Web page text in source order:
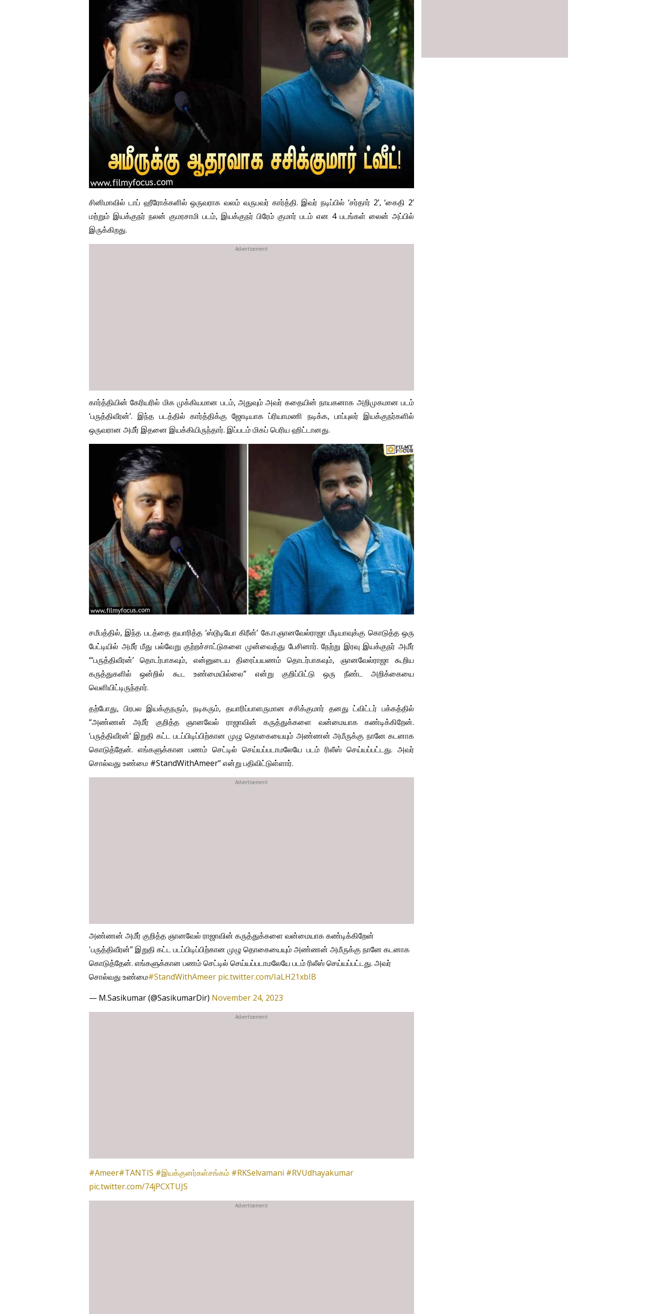
சினிமாவில் டாப் ஹீரோக்களில் ஒருவராக வலம் வருபவர் கார்த்தி. இவர் நடிப்பில் ‘சர்தார் 2’, ‘கைதி 2’
மற்றும் இயக்குநர் நலன் குமரசாமி படம், இயக்குநர் பிரேம் குமார் படம் என 4 படங்கள் லைன் அப்பில்
இருக்கிறது.
கார்த்தியின் கேரியரில் மிக முக்கியமான படம், அதுவும் அவர் கதையின் நாயகனாக அறிமுகமான படம்
‘பருத்திவீரன்’. இந்த படத்தில் கார்த்திக்கு ஜோடியாக ப்ரியாமணி நடிக்க, பாப்புலர் இயக்குநர்களில்
ஒருவரான அமீர் இதனை இயக்கியிருந்தார். இப்படம் மிகப் பெரிய ஹிட்டானது.
சமீபத்தில், இந்த படத்தை தயாரித்த ‘ஸ்டூடியோ கிரீன்’ கே.ஈ.ஞானவேல்ராஜா மீடியாவுக்கு கொடுத்த ஒரு
பேட்டியில் அமீர் மீது பல்வேறு குற்றச்சாட்டுகளை முன்வைத்து பேசினார். நேற்று இரவு இயக்குநர் அமீர்
“‘பருத்திவீரன்’ தொடர்பாகவும், என்னுடைய திரைப்பயணம் தொடர்பாகவும், ஞானவேல்ராஜா கூறிய
கருத்துகளில் ஒன்றில் கூட உண்மையில்லை” என்று குறிப்பிட்டு ஒரு நீண்ட அறிக்கையை
வெளியிட்டிருந்தார்.
தற்போது, பிரபல இயக்குநரும், நடிகரும், தயாரிப்பாளருமான சசிக்குமார் தனது ட்விட்டர் பக்கத்தில்
“அண்ணன் அமீர் குறித்த ஞானவேல் ராஜாவின் கருத்துக்களை வன்மையாக கண்டிக்கிறேன்.
‘பருத்திவீரன்’ இறுதி கட்ட படப்பிடிப்பிற்கான முழு தொகையையும் அண்ணன் அமீருக்கு நானே கடனாக
கொடுத்தேன். எங்களுக்கான பணம் செட்டில் செய்யப்படாமலேயே படம் ரிலீஸ் செய்யப்பட்டது. அவர்
சொல்வது உண்மை #StandWithAmeer” என்று பதிவிட்டுள்ளார்.
அண்ணன் அமீர் குறித்த ஞானவேல் ராஜாவின் கருத்துக்களை வன்மையாக கண்டிக்கிறேன்
'பருத்திவீரன்” இறுதி கட்ட படப்பிடிப்பிற்கான முழு தொகையையும் அண்ணன் அமீருக்கு நானே கடனாக
கொடுத்தேன். எங்களுக்கான பணம் செட்டில் செய்யப்படாமலேயே படம் ரிலீஸ் செய்யப்பட்டது. அவர்
சொல்வது உண்மை#StandWithAmeer pic.twitter.com/IaLH21xbIB
— M.Sasikumar (@SasikumarDir) November 24, 2023
#Ameer#TANTIS #இயக்குனர்கள்சங்கம் #RKSelvamani #RVUdhayakumar
pic.twitter.com/74jPCXTUJS